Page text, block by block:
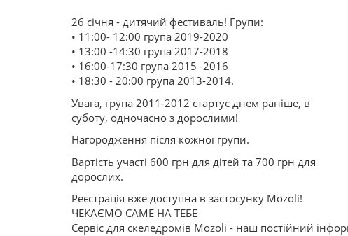
26 січня - дитячий фестиваль! Групи:
• 11:00- 12:00 група 2019-2020
• 13:00 -14:30 група 2017-2018
• 16:00-17:30 група 2015 -2016
• 18:30 - 20:00 група 2013-2014.
Увага, група 2011-2012 стартує днем раніше, в
суботу, одночасно з дорослими!
Нагородження після кожної групи.
Вартість участі 600 грн для дітей та 700 грн для
дорослих.
Реєстрація вже доступна в застосунку Mozoli!
ЧЕКАЄМО САМЕ НА ТЕБЕ
Сервіс для скеледромів Mozoli - наш постійний